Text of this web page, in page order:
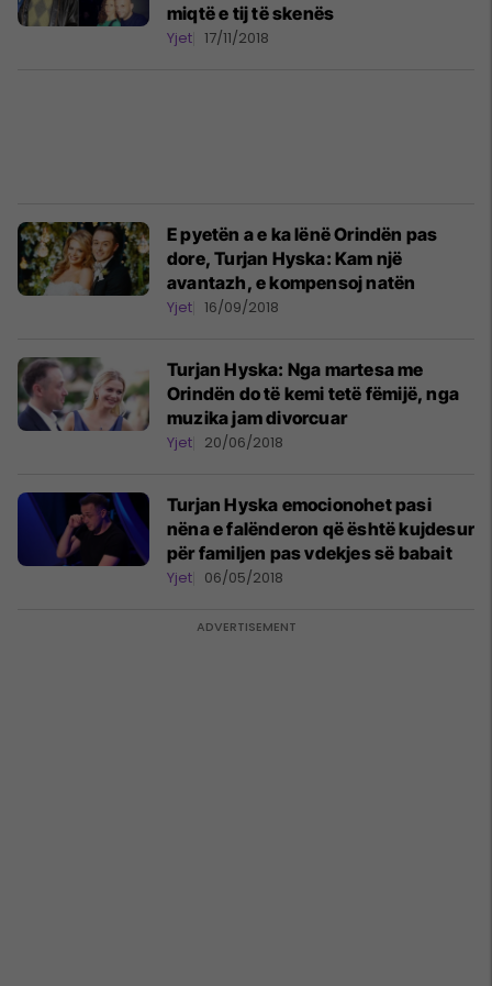
miqtë e tij të skenës
Yjet 17/11/2018
E pyetën a e ka lënë Orindën pas
dore, Turjan Hyska: Kam një
avantazh, e kompensoj natën
Yjet 16/09/2018
Turjan Hyska: Nga martesa me
Orindën do të kemi tetë fëmijë, nga
muzika jam divorcuar
Yjet 20/06/2018
Turjan Hyska emocionohet pasi
nëna e falënderon që është kujdesur
për familjen pas vdekjes së babait
Yjet 06/05/2018